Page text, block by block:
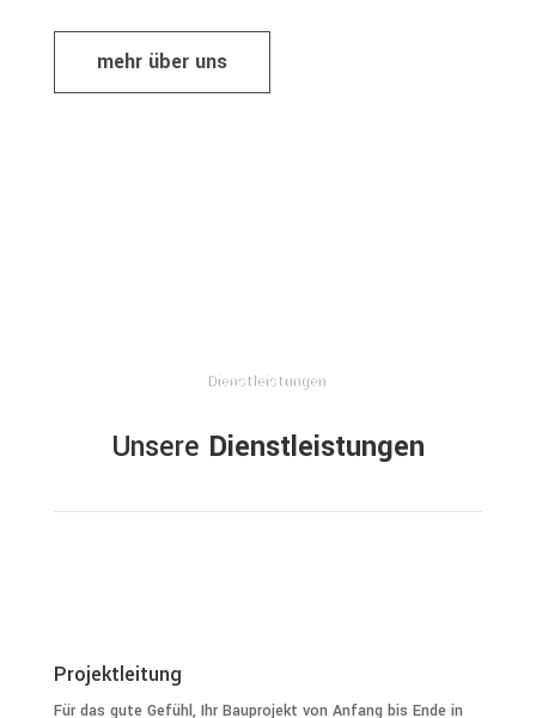
mehr über uns
Dienstleistungen
Unsere Dienstleistungen
Projektleitung
Für das gute Gefühl, Ihr Bauprojekt von Anfang bis Ende in